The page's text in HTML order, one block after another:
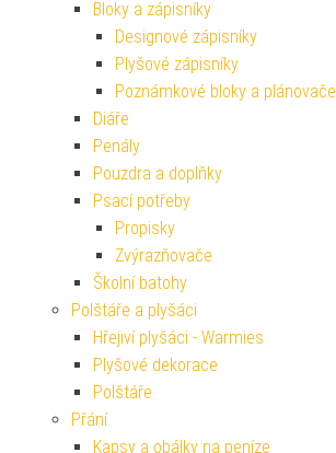
Bloky a zápisníky
Designové zápisníky
Plyšové zápisníky
Poznámkové bloky a plánovače
Diáře
Penály
Pouzdra a doplňky
Psací potřeby
Propisky
Zvýrazňovače
Školní batohy
Polštáře a plyšáci
Hřejiví plyšáci - Warmies
Plyšové dekorace
Polštáře
Přání
Kapsy a obálky na peníze